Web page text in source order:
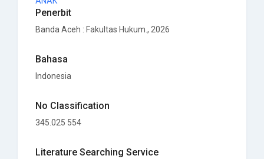
Penerbit
Banda Aceh : Fakultas Hukum., 2026
Bahasa
Indonesia
No Classification
345.025 554
Literature Searching Service